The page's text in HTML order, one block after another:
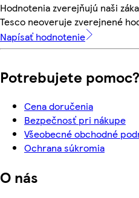
Hodnotenia zverejňujú naši
Tesco neoveruje zverejnené
Napísať hodnotenie
Potrebujete pomoc?
Cena doručenia
Bezpečnosť pri nákupe
Všeobecné obchodné
Ochrana súkromia
O nás